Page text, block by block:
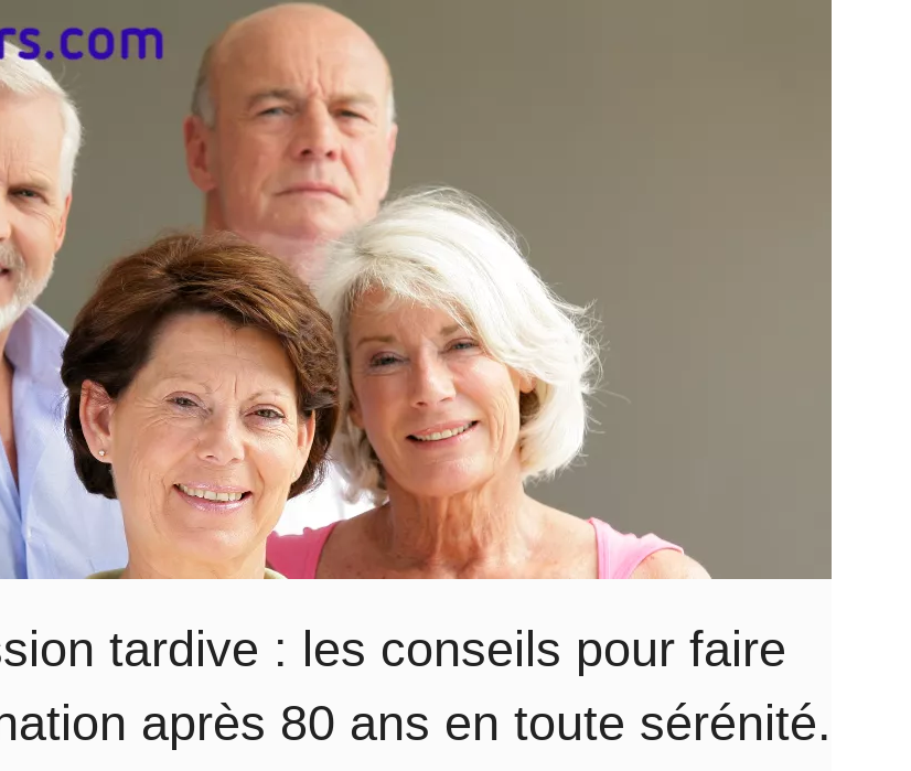
tardive : les conseils pour faire
après 80 ans en toute sérénité.